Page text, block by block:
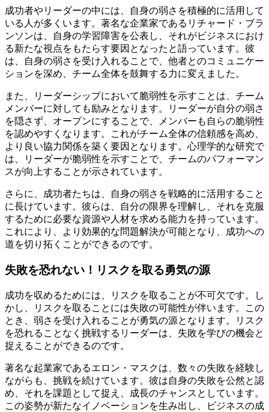
成功者やリーダーの中には、自身の弱さを積極的に活用して
いる人が多くいます。著名な企業家であるリチャード・ブラ
ンソンは、自身の学習障害を公表し、それがビジネスにおけ
る新たな視点をもたらす要因となったと語っています。彼
は、自身の弱さを受け入れることで、他者とのコミュニケー
ションを深め、チーム全体を鼓舞する力に変えました。
また、リーダーシップにおいて脆弱性を示すことは、チーム
メンバーに対しても励みとなります。リーダーが自分の弱さ
を隠さず、オープンにすることで、メンバーも自らの脆弱性
を認めやすくなります。これがチーム全体の信頼感を高め、
より良い協力関係を築く要因となります。心理学的な研究で
は、リーダーが脆弱性を示すことで、チームのパフォーマン
スが向上することが示されています。
さらに、成功者たちは、自身の弱さを戦略的に活用すること
に長けています。彼らは、自分の限界を理解し、それを克服
するために必要な資源や人材を求める能力を持っています。
これにより、より効果的な問題解決が可能となり、成功への
道を切り拓くことができるのです。
失敗を恐れない！リスクを取る勇気の源
成功を収めるためには、リスクを取ることが不可欠です。し
かし、リスクを取ることには失敗の可能性が伴います。この
とき、弱さを受け入れることが勇気の源となります。リスク
を恐れることなく挑戦するリーダーは、失敗を学びの機会と
捉えることができるのです。
著名な起業家であるエロン・マスクは、数々の失敗を経験し
ながらも、挑戦を続けています。彼は自身の失敗を公然と認
め、それを課題として捉え、成長のチャンスとしています。
この姿勢が新たなイノベーションを生み出し、ビジネスの成